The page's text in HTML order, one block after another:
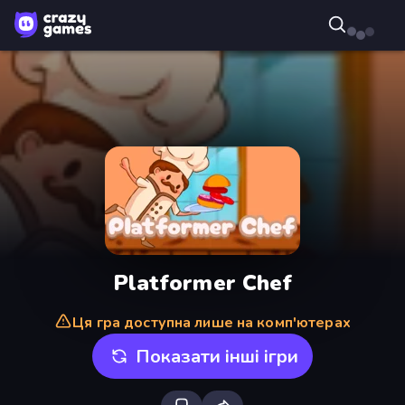
Platformer Chef
Ця гра доступна лише на комп'ютерах
Показати інші ігри